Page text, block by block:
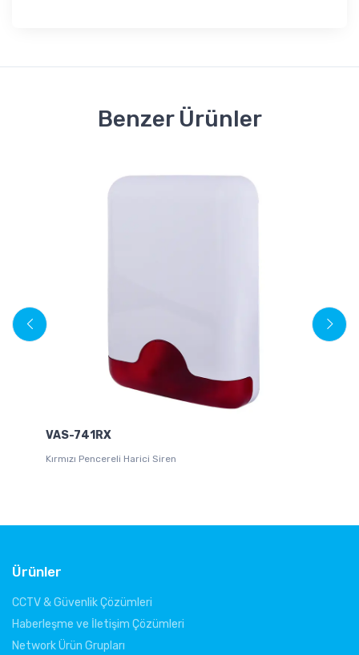
Benzer Ürünler
VAS-741RX
Kırmızı Pencereli Harici Siren
Ürünler
CCTV & Güvenlik Çözümleri
Haberleşme ve İletişim Çözümleri
Network Ürün Grupları